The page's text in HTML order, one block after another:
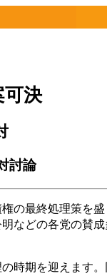
可決
討論
の最終処理策を
などの各党の賛
時期を迎えます